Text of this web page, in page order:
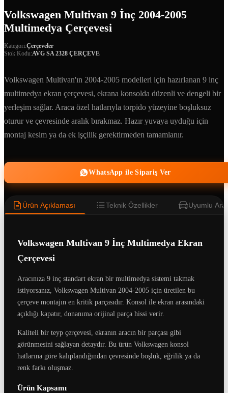
Volkswagen Multivan 9 İnç 2004-2005
Multimedya Çerçevesi
Kategori:Çerçeveler
Stok Kodu:AVG SA 2328 ÇERÇEVE
Volkswagen Multivan'ın 2004-2005 modelleri için hazırlanan 9 inç
multimedya ekran çerçevesi, ekrana konsolda düzenli ve dengeli bir
yerleşim sağlar. Araca özel hatlarıyla torpido yüzeyine boşluksuz
oturur ve çevresinde aralık bırakmaz. Hazır yuvaya uyduğu için
montaj kesim ya da ek işçilik gerektirmeden tamamlanır.
WhatsApp ile Sipariş Ver
Ürün Açıklaması Teknik Özellikler Uyumlu
Volkswagen Multivan 9 İnç Multimedya Ekran
Çerçevesi
Aracınıza 9 inç standart ekran bir multimedya sistemi takmak
istiyorsanız, Volkswagen Multivan 2004-2005 için üretilen bu
çerçeve montajın en kritik parçasıdır. Konsol ile ekran arasındaki
açıklığı kapatır, donanıma orijinal parça hissi verir.
Kaliteli bir teyp çerçevesi, ekranın aracın bir parçası gibi
görünmesini sağlayan detaydır. Bu ürün Volkswagen konsol
hatlarına göre kalıplandığından çevresinde boşluk, eğrilik ya da
renk farkı oluşmaz.
Ürün Kapsamı